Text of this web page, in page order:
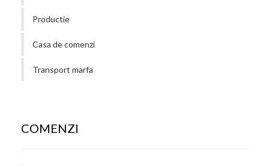
Productie
Casa de comenzi
Transport marfa
COMENZI